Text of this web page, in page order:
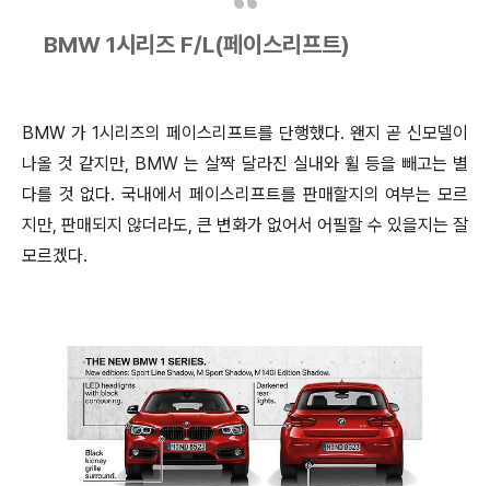
BMW 1시리즈 F/L(페이스리프트)
BMW 가 1시리즈의 페이스리프트를 단행했다. 왠지 곧 신모델이
나올 것 같지만, BMW 는 살짝 달라진 실내와 휠 등을 빼고는 별
다를 것 없다. 국내에서 페이스리프트를 판매할지의 여부는 모르
지만, 판매되지 않더라도, 큰 변화가 없어서 어필할 수 있을지는 잘
모르겠다.